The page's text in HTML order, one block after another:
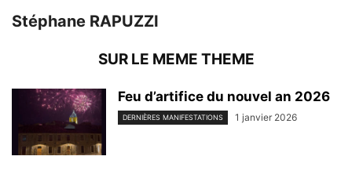
Stéphane RAPUZZI
SUR LE MEME THEME
Feu d’artifice du nouvel an 2026
DERNIÈRES MANIFESTATIONS 1 janvier 2026